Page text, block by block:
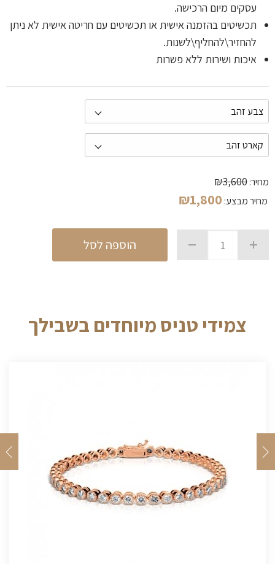
עסקים מיום הרכישה.
תכשיטים בהזמנה אישית או תכשיטים עם חריטה אישית לא ניתן
להחזיר\להחליף\לשנות.
איכות ושירות ללא פשרות
מחיר: ₪3,600
מחיר מבצע: ₪1,800
הוספה לסל
צמידי טניס מיוחדים בשבילך